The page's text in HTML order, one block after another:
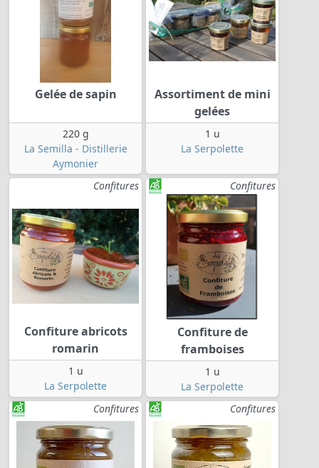
Gelée de sapin
220 g
La Semilla - Distillerie
Aymonier
Assortiment de mini
gelées
1 u
La Serpolette
Confitures
Confiture abricots
romarin
1 u
La Serpolette
Confitures
Confiture de
framboises
1 u
La Serpolette
Confitures
Confitures